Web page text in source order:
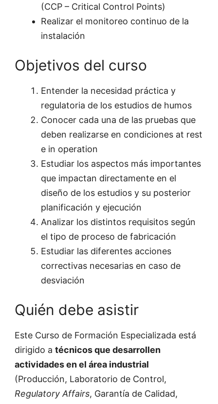
(CCP – Critical Control Points)
Realizar el monitoreo continuo de la
instalación
Objetivos del curso
Entender la necesidad práctica y
regulatoria de los estudios de humos
Conocer cada una de las pruebas que
deben realizarse en condiciones at rest
e in operation
Estudiar los aspectos más importantes
que impactan directamente en el
diseño de los estudios y su posterior
planificación y ejecución
Analizar los distintos requisitos según
el tipo de proceso de fabricación
Estudiar las diferentes acciones
correctivas necesarias en caso de
desviación
Quién debe asistir
Este Curso de Formación Especializada está
dirigido a técnicos que desarrollen
actividades en el área industrial
(Producción, Laboratorio de Control,
Regulatory Affairs, Garantía de Calidad,